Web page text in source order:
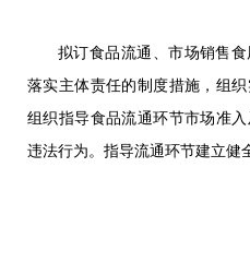
拟订食品流通、市场销售
落实主体责任的制度措施，组
组织指导食品流通环节市场准
违法行为。指导流通环节建立健